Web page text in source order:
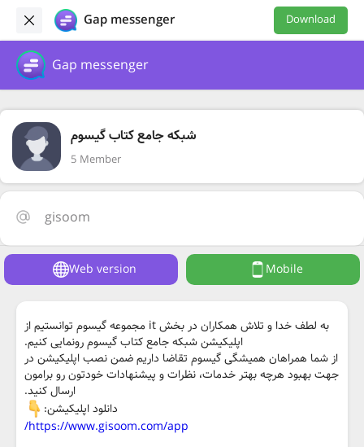
Gap messenger Download
Gap messenger
شبکه جامع کتاب گیسوم
5 Member
gisoom
Web version Mobile
به لطف خدا و تلاش همکاران در بخش it مجموعه گیسوم توانستیم از
اپلیکیشن شبکه جامع کتاب گیسوم رونمایی کنیم.
از شما همراهان همیشگی گیسوم تقاضا داریم ضمن نصب اپلیکیشن در
جهت بهبود هرچه بهتر خدمات، نظرات و پیشنهادات خودتون رو برامون
ارسال کنید.
دانلود اپلیکیشن:
https://www.gisoom.com/app/